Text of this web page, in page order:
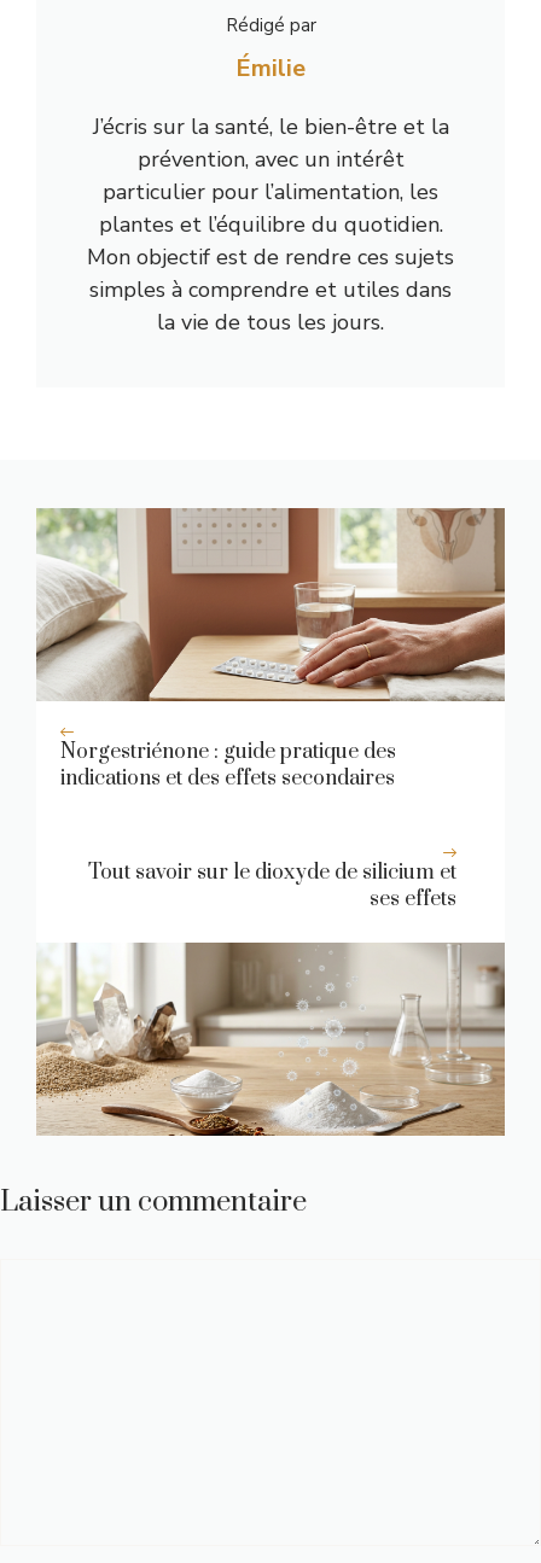
Rédigé par
Émilie
J’écris sur la santé, le bien-être et la
prévention, avec un intérêt
particulier pour l’alimentation, les
plantes et l’équilibre du quotidien.
Mon objectif est de rendre ces sujets
simples à comprendre et utiles dans
la vie de tous les jours.
Norgestriénone : guide pratique des
indications et des effets secondaires
Tout savoir sur le dioxyde de silicium et
ses effets
Laisser un commentaire